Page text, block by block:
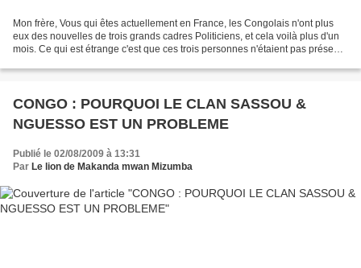
Mon frère, Vous qui êtes actuellement en France, les Congolais n'ont plus
eux des nouvelles de trois grands cadres Politiciens, et cela voilà plus d'un
mois. Ce qui est étrange c'est que ces trois personnes n'étaient pas présents
CONGO : POURQUOI LE CLAN SASSOU &
NGUESSO EST UN PROBLEME
Publié le 02/08/2009 à 13:31
Par Le lion de Makanda mwan Mizumba